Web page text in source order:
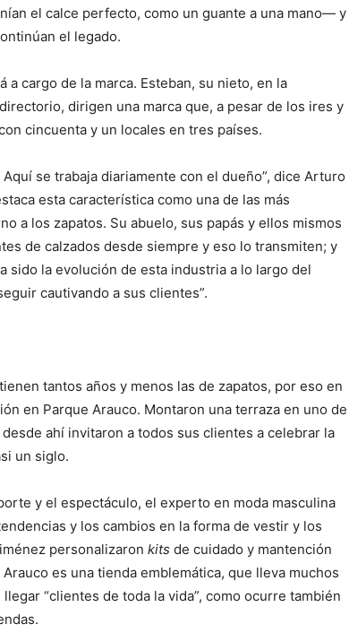
el calce perfecto, como un guante a una mano— y
el legado.
cargo de la marca. Esteban, su nieto, en la
dirigen una marca que, a pesar de los ires y
cincuenta y un locales en tres países.
se trabaja diariamente con el dueño”, dice Arturo
esta característica como una de las más
a los zapatos. Su abuelo, sus papás y ellos mismos
de calzados desde siempre y eso lo transmiten; y
sido la evolución de esta industria a lo largo del
cautivando a sus clientes”.
tantos años y menos las de zapatos, por eso en
en Parque Arauco. Montaron una terraza en uno de
ahí invitaron a todos sus clientes a celebrar la
un siglo.
y el espectáculo, el experto en moda masculina
y los cambios en la forma de vestir y los
personalizaron kits de cuidado y mantención
es una tienda emblemática, que lleva muchos
“clientes de toda la vida”, como ocurre también